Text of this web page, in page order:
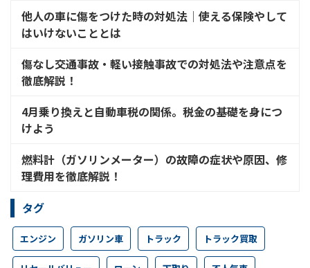
他人の車に傷をつけた時の対処法│使える保険やして
はいけないこととは
傷なし交通事故・軽い接触事故での対処法や注意点を
徹底解説！
4月乗り換えと自動車税の関係。税金の基礎を身につ
けよう
燃料計（ガソリンメーター）の故障の症状や原因、修
理費用を徹底解説！
タグ
エンジン ガソリン車 トラック トラック買取